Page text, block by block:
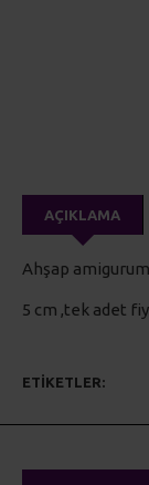
AÇIKLAMA
Ahşap
5 cm ,tek adet
ETIKETLER: